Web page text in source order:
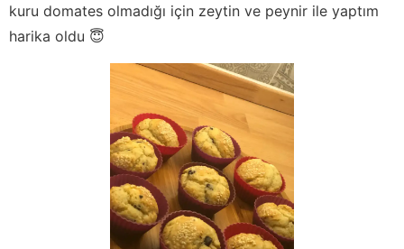
kuru domates olmadığı için zeytin ve peynir ile yaptım
harika oldu 😇